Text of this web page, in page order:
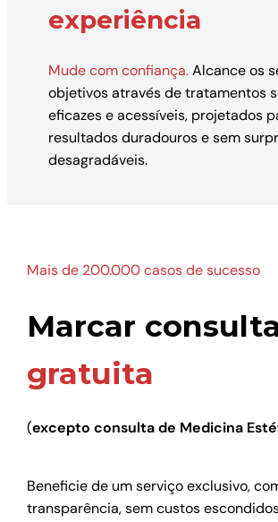
experiência
Mude com confiança.Alcance os
objetivos através de tratamentos
eficazes e acessíveis, projetados
resultados duradouros e sem
desagradáveis.
Mais de 200.000 casos de sucesso
Marcar
gratuita
(excepto consulta de Medicina
Beneficie de um serviço exclusivo,
transparência, sem custos